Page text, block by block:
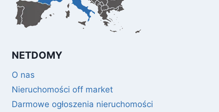
NETDOMY
O nas
Nieruchomości off market
Darmowe ogłoszenia nieruchomości